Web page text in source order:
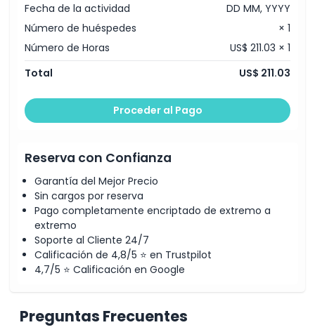
Fecha de la actividad
DD MM, YYYY
Número de huéspedes
× 1
Número de Horas
US$ 211.03 × 1
Total
US$ 211.03
Proceder al Pago
Reserva con Confianza
Garantía del Mejor Precio
Sin cargos por reserva
Pago completamente encriptado de extremo a
extremo
Soporte al Cliente 24/7
Calificación de 4,8/5 ⭐ en Trustpilot
4,7/5 ⭐ Calificación en Google
Preguntas Frecuentes